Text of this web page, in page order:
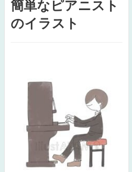
簡単なピアニスト
のイラスト